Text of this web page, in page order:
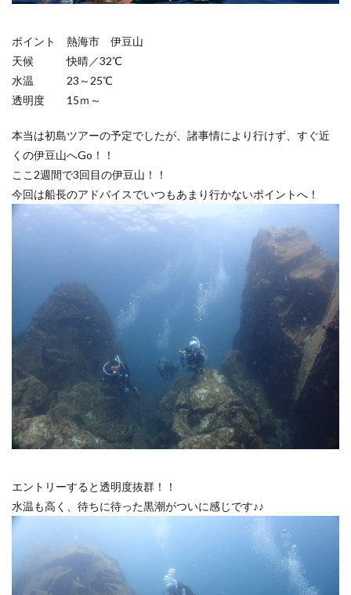
ポイント 熱海市 伊豆山
天候 快晴／32℃
水温 23～25℃
透明度 15ｍ～
本当は初島ツアーの予定でしたが、諸事情により行けず、すぐ近
くの伊豆山へGo！！
ここ2週間で3回目の伊豆山！！
今回は船長のアドバイスでいつもあまり行かないポイントへ！
エントリーすると透明度抜群！！
水温も高く、待ちに待った黒潮がついに感じです♪♪